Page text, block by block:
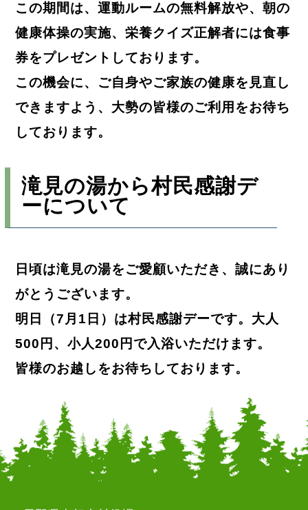
この期間は、運動ルームの無料解放や、朝の
健康体操の実施、栄養クイズ正解者には食事
券をプレゼントしております。
この機会に、ご自身やご家族の健康を見直し
できますよう、大勢の皆様のご利用をお待ち
しております。
滝見の湯から村民感謝デ
ーについて
日頃は滝見の湯をご愛顧いただき、誠にあり
がとうございます。
明日（7月1日）は村民感謝デーです。大人
500円、小人200円で入浴いただけます。
皆様のお越しをお待ちしております。